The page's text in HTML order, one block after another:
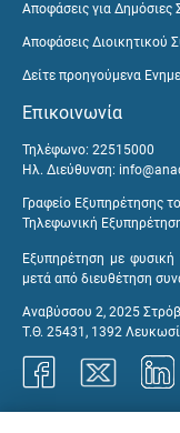
Αποφάσεις για Δημόσιες
Αποφάσεις Διοικητικού
Δείτε προηγούμενα
Επικοινωνία
Τηλέφωνο: 22515000
Ηλ. Διεύθυνση:
Γραφείο Εξυπηρέτησης
Τηλεφωνική
Εξυπηρέτηση με φυσική
μετά από διευθέτηση
Αναβύσσου 2, 2025
Τ.Θ. 25431, 1392